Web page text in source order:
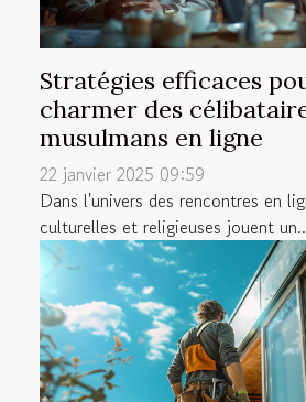
Stratégies efficaces
charmer des
musulmans en ligne
22 janvier 2025 09:59
Dans l'univers des rencontres en
culturelles et religieuses jouent